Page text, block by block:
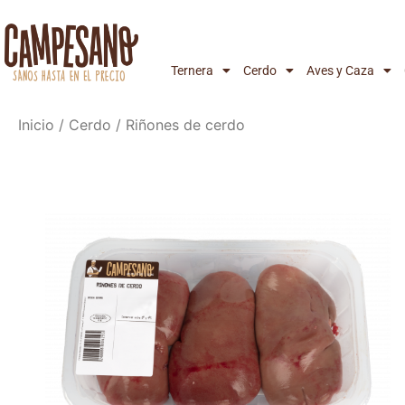
Ternera Cerdo Aves y Caza
Inicio / Cerdo / Riñones de cerdo